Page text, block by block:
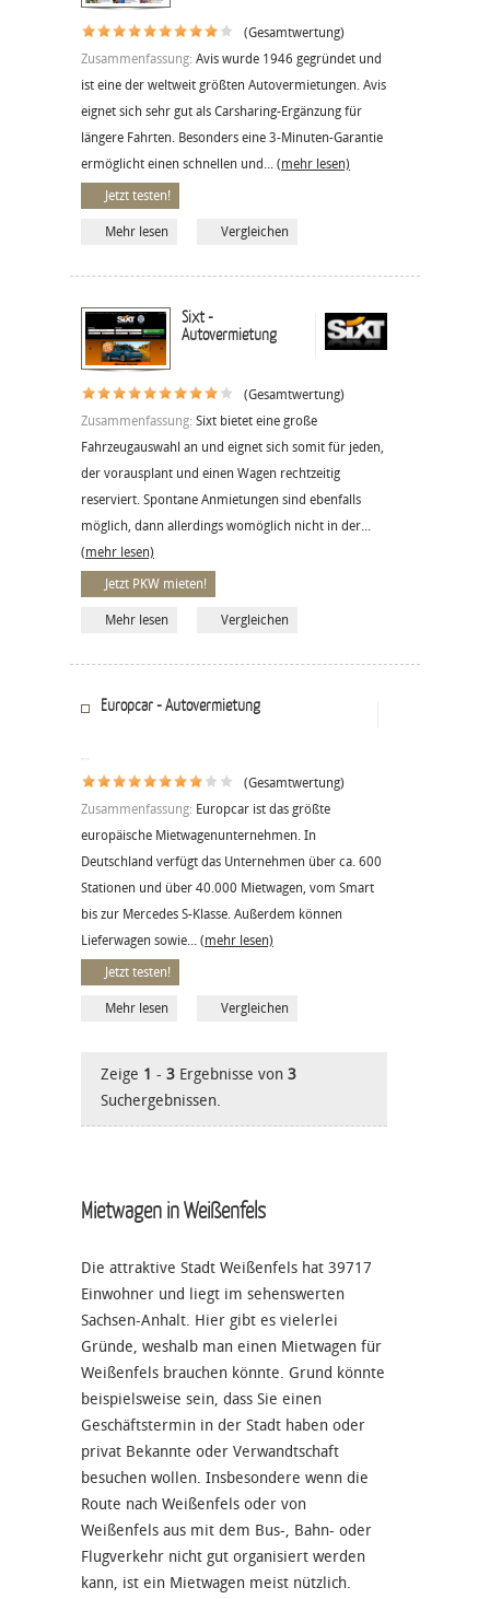
(Gesamtwertung)
Zusammenfassung: Avis wurde 1946 gegründet und
ist eine der weltweit größten Autovermietungen. Avis
eignet sich sehr gut als Carsharing-Ergänzung für
längere Fahrten. Besonders eine 3-Minuten-Garantie
ermöglicht einen schnellen und... (mehr lesen)
Jetzt testen!
Mehr lesen Vergleichen
Sixt -
Autovermietung
(Gesamtwertung)
Zusammenfassung: Sixt bietet eine große
Fahrzeugauswahl an und eignet sich somit für jeden,
der vorausplant und einen Wagen rechtzeitig
reserviert. Spontane Anmietungen sind ebenfalls
möglich, dann allerdings womöglich nicht in der...
(mehr lesen)
Jetzt PKW mieten!
Mehr lesen Vergleichen
Europcar - Autovermietung
(Gesamtwertung)
Zusammenfassung: Europcar ist das größte
europäische Mietwagenunternehmen. In
Deutschland verfügt das Unternehmen über ca. 600
Stationen und über 40.000 Mietwagen, vom Smart
bis zur Mercedes S-Klasse. Außerdem können
Lieferwagen sowie... (mehr lesen)
Jetzt testen!
Mehr lesen Vergleichen
Zeige 1 - 3 Ergebnisse von 3
Suchergebnissen.
Mietwagen in Weißenfels
Die attraktive Stadt Weißenfels hat 39717
Einwohner und liegt im sehenswerten
Sachsen-Anhalt. Hier gibt es vielerlei
Gründe, weshalb man einen Mietwagen für
Weißenfels brauchen könnte. Grund könnte
beispielsweise sein, dass Sie einen
Geschäftstermin in der Stadt haben oder
privat Bekannte oder Verwandtschaft
besuchen wollen. Insbesondere wenn die
Route nach Weißenfels oder von
Weißenfels aus mit dem Bus-, Bahn- oder
Flugverkehr nicht gut organisiert werden
kann, ist ein Mietwagen meist nützlich.